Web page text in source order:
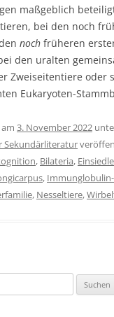
maßgeblich
bei den noch
noch früheren
den uralten
Zweiseitentiere oder
Eukaryoten-
3. November 2022
Sekundärliteratur
, Bilateria,
,
, Nesseltiere,